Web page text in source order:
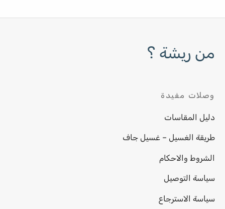
من ريشة ؟
وصلات مفيدة
دليل المقاسات
طريقة الغسيل – غسيل جاف
الشروط والاحكام
سياسة التوصيل
سياسة الاسترجاع